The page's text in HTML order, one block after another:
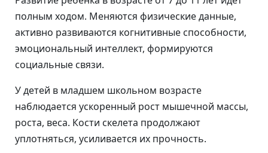
полным ходом. Меняются физические данные,
активно развиваются когнитивные способности,
эмоциональный интеллект, формируются
социальные связи.
У детей в младшем школьном возрасте
наблюдается ускоренный рост мышечной массы,
роста, веса. Кости скелета продолжают
уплотняться, усиливается их прочность.